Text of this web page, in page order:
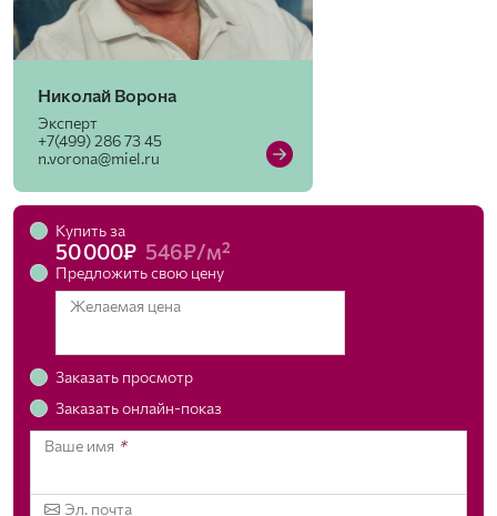
Николай Ворона
Эксперт
+7(499) 286 73 45
n.vorona@miel.ru
Купить за
50 000₽ 546₽/м²
Предложить свою цену
Желаемая цена
Заказать просмотр
Заказать онлайн-показ
Ваше имя *
Эл. почта